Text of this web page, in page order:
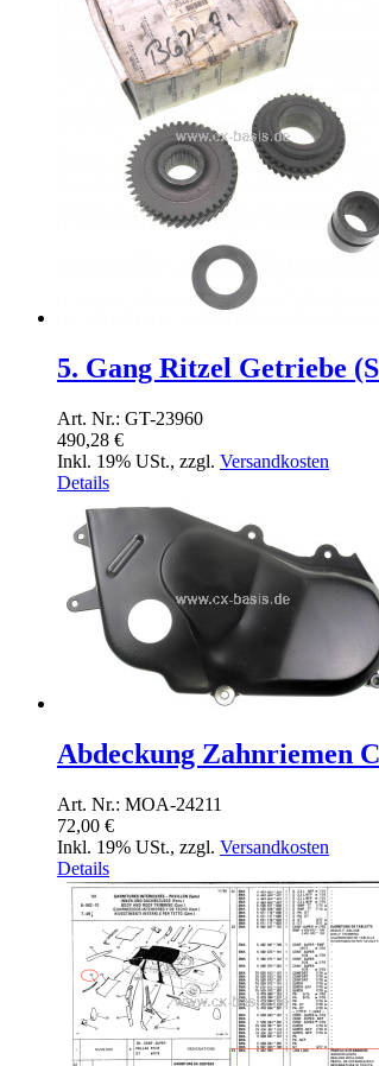
5. Gang Ritzel Getriebe
Art. Nr.: GT-23960
490,28 €
Inkl. 19% USt., zzgl. Versandkosten
Details
Abdeckung Zahnriemen
Art. Nr.: MOA-24211
72,00 €
Inkl. 19% USt., zzgl. Versandkosten
Details